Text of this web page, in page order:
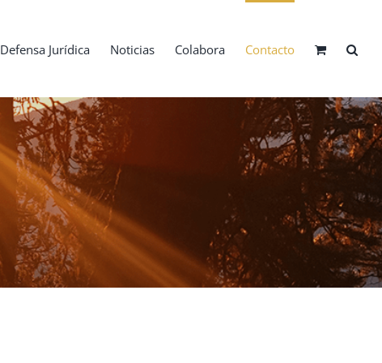
Defensa Jurídica Noticias Colabora Contacto